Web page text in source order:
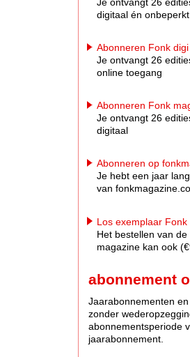
digitaal én
Abonneren Fonk
Je ontvangt 26
online toegang
Abonneren Fonk
Je ontvangt 26
digitaal
Abonneren op
Je hebt een jaar
van
Los exemplaar
Het bestellen van
magazine kan ook
abonnement
Jaarabonnementen
zonder
abonnementsperiode
jaarabonnement.